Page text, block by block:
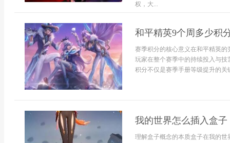
权，大...
和平精英9个周多少积
赛季积分的核心意义在和平精英
玩家在整个赛季中的持续投入与
积分不仅是赛季手册等级提升的
我的世界怎么插入盒
理解盒子概念的本质盒子在我的